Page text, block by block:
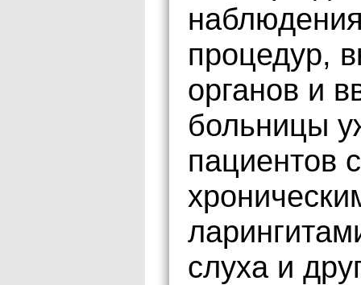
процедур,
органов и
больницы
пациентов
слуха и